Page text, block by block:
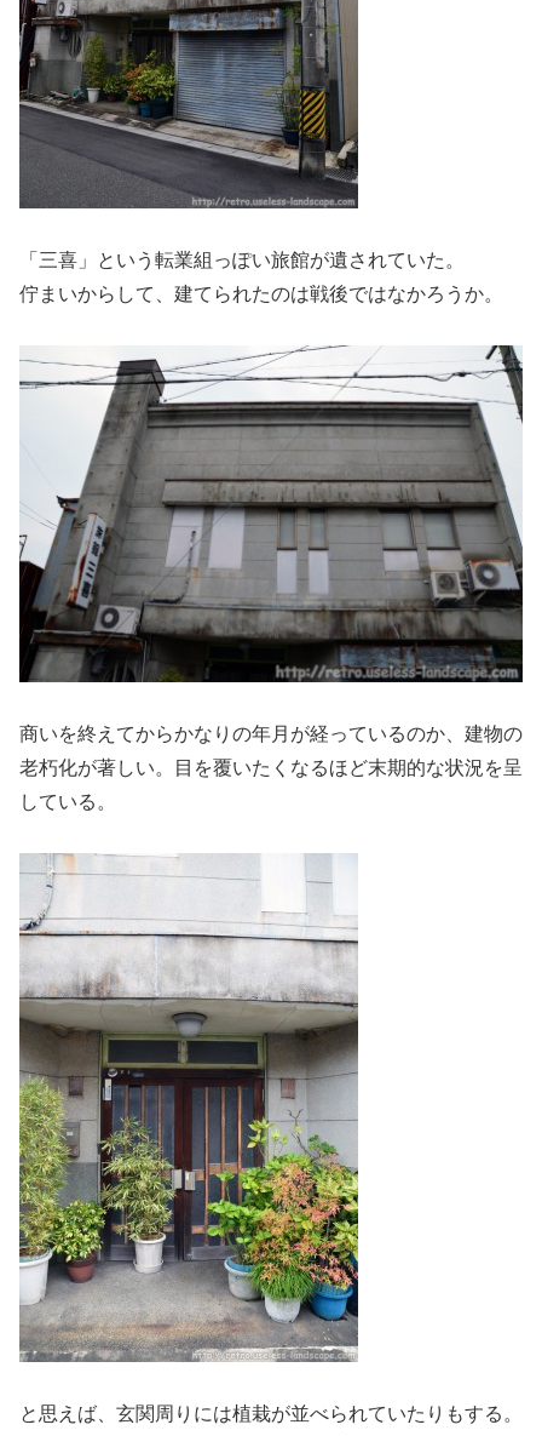
「三喜」という転業組っぽい旅館が遺されていた。
佇まいからして、建てられたのは戦後ではなかろうか。
商いを終えてからかなりの年月が経っているのか、建物の
老朽化が著しい。目を覆いたくなるほど末期的な状況を呈
している。
と思えば、玄関周りには植栽が並べられていたりもする。